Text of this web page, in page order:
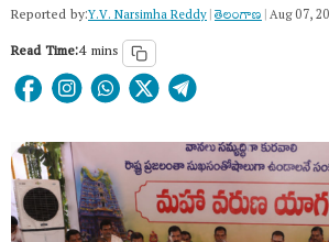
Reported by:Y.V. Narsimha Reddy|తెలంగాణ‌|Aug 07,
Read Time:4 mins